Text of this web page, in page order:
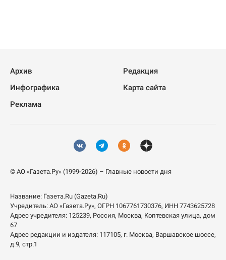
Архив
Редакция
Инфографика
Карта сайта
Реклама
© АО «Газета.Ру» (1999-2026) – Главные новости дня
Название: Газета.Ru (Gazeta.Ru)
Учредитель: АО «Газета.Ру», ОГРН 1067761730376, ИНН 7743625728
Адрес учредителя: 125239, Россия, Москва, Коптевская улица, дом
67
Адрес редакции и издателя: 117105, г. Москва, Варшавское шоссе,
д.9, стр.1